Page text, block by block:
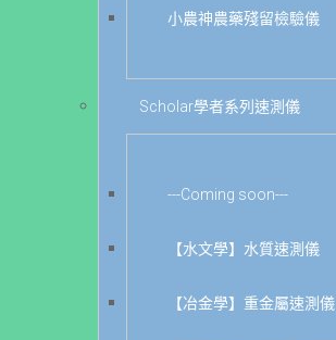
小農神農藥殘留檢驗儀
Scholar學者系列速測儀
---Coming soon---
【水文學】水質速測儀
【冶金學】重金屬速測儀